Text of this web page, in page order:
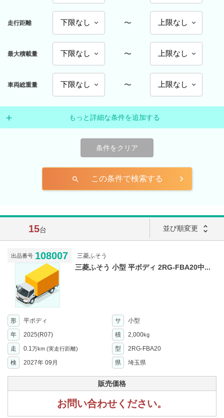
走行距離 〜
最大積載量 〜
車両総重量 〜
もっと詳細な条件を追加する
条件をクリア
search この条件で検索する
15台 並び順変更 unfold_more
出品番号 108007 三菱ふそう
三菱ふそう 小型 平ボディ 2RG-FBA20中...
形 平ボディ サ
小型
年
2025(R07) 積 2,000kg
走 0.1万km (実走行距離) 型
2RG-FBA20
検
2027年 09月 県 埼玉県
販売価格
お問い合わせください。